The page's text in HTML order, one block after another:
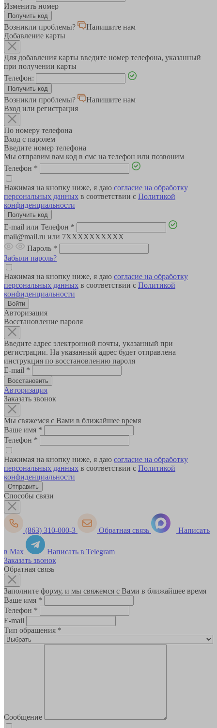
Изменить номер
Возникли проблемы?
Напишите нам
Добавление карты
Для добавления карты введите номер телефона, указанный
при получении карты
Телефон:
Возникли проблемы?
Напишите нам
Вход или регистрация
По номеру телефона
Вход с паролем
Введите номер телефона
Мы отправим вам код в смс на телефон или позвоним
Телефон *
Нажимая на кнопку ниже, я даю согласие на обработку
персональных данных в соответствии с Политикой
конфиденциальности
E-mail или Телефон *
mail@mail.ru или 7XXXXXXXXXX
Пароль *
Забыли пароль?
Нажимая на кнопку ниже, я даю согласие на обработку
персональных данных в соответствии с Политикой
конфиденциальности
Авторизация
Восстановление пароля
Введите адрес электронной почты, указанный при
регистрации. На указанный адрес будет отправлена
инструкция по восстановлению пароля
E-mail *
Авторизация
Заказать звонок
Мы свяжемся с Вами в ближайшее время
Ваше имя *
Телефон *
Нажимая на кнопку ниже, я даю согласие на обработку
персональных данных в соответствии с Политикой
конфиденциальности
Способы связи
(863) 310-000-3 Обратная связь Написать
в Max
Написать в Telegram
Заказать звонок
Обратная связь
Заполните форму, и мы свяжемся с Вами в ближайшее время
Ваше имя *
Телефон *
E-mail
Тип обращения *
Сообщение